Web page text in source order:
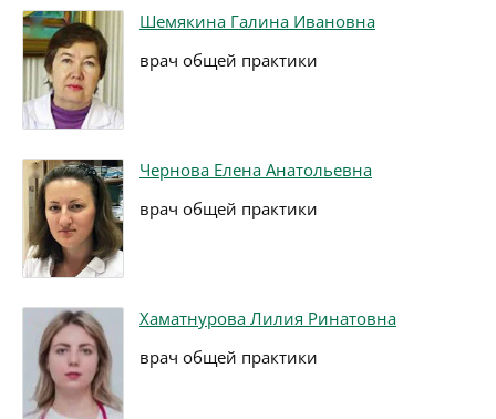
Шемякина Галина Ивановна
врач общей практики
Чернова Елена Анатольевна
врач общей практики
Хаматнурова Лилия Ринатовна
врач общей практики